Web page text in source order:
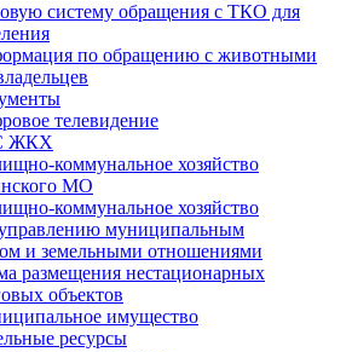
систему обращения с ТКО для
по обращению с животными
телевидение
ЖКХ
коммунальное хозяйство
МО
коммунальное хозяйство
муниципальным
и земельными отношениями
размещения нестационарных
объектов
имущество
ресурсы